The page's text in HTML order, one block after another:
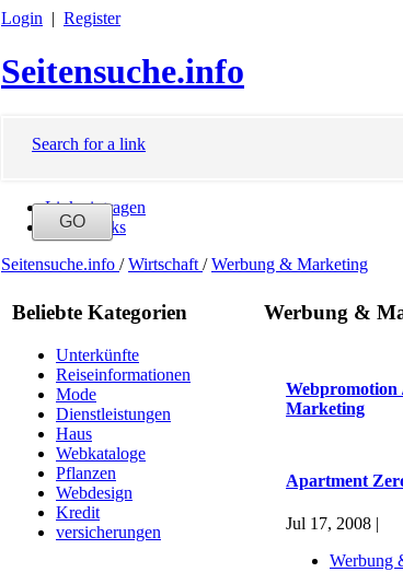
Login | Register
Seitensuche.info
Search for a link
Link eintragen
Neue Links
Seitensuche.info / Wirtschaft/ Werbung & Marketing
Beliebte Kategorien
Unterkünfte
Reiseinformationen
Mode
Dienstleistungen
Haus
Webkataloge
Pflanzen
Webdesign
Kredit
versicherungen
Werbung &
Webpromotion
Marketing
Apartment
Jul 17, 2008 |
Werbung